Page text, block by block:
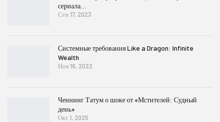
сериала…
Сен 17, 2023
Системные требования Like a Dragon: Infinite
Wealth
Ноя 16, 2023
Ченнинг Татум о шоке от «Мстителей: Судный
день»
Окт 1, 2025